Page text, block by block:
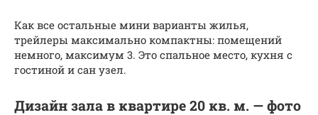
Как все остальные мини варианты жилья,
трейлеры максимально компактны: помещений
немного, максимум 3. Это спальное место, кухня с
гостиной и сан узел.
Дизайн зала в квартире 20 кв. м. — фото